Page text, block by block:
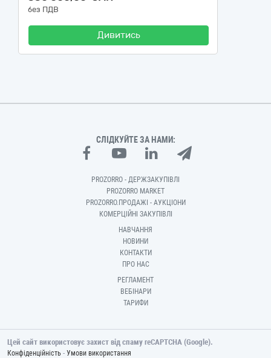
без ПДВ
Дивитись
СЛІДКУЙТЕ ЗА НАМИ:
PROZORRO - ДЕРЖЗАКУПІВЛІ
PROZORRO MARKET
PROZORRO.ПРОДАЖІ - АУКЦІОНИ
КОМЕРЦІЙНІ ЗАКУПІВЛІ
НАВЧАННЯ
НОВИНИ
КОНТАКТИ
ПРО НАС
РЕГЛАМЕНТ
ВЕБІНАРИ
ТАРИФИ
Цей сайт використовує захист від спаму reCAPTCHA (Google).
Конфіденційність - Умови використання